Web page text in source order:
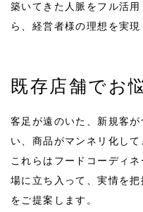
築いてきた人脈をフル活
ら、経営者様の理想を実現
既存店舗でお
客足が遠のいた、新規客
い、商品がマンネリ化して
これらはフードコーディ
場に立ち入って、実情を
をご提案します。